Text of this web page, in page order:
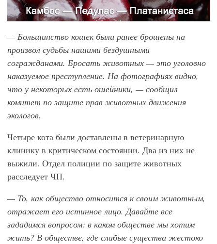
— Большинство кошек были ранее брошены на
произвол судьбы нашими бездушными
согражданами. Бросать животных — это уголовно
наказуемое преступление. На фотографиях видно,
что у некоторых есть ошейники, — сообщил
комитет по защите прав животных движения
экологов.
Четыре кота были доставлены в ветеринарную
клинику в критическом состоянии. Два из них не
выжили. Отдел полиции по защите животных
расследует ЧП.
— То, как общество относится к своим животным,
отражает его истинное лицо. Давайте все
зададимся вопросом: в каком обществе мы хотим
жить? В обществе, где слабые существа жестоко